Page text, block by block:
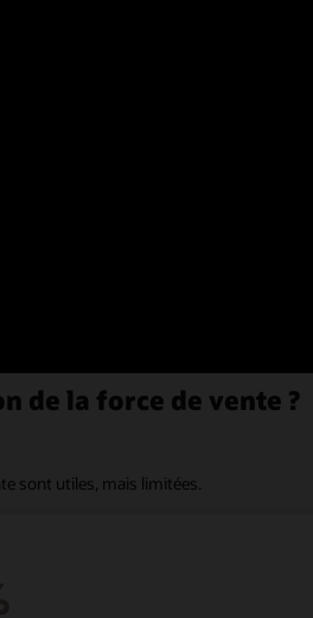
de la force de vente ?
sont utiles, mais limitées.